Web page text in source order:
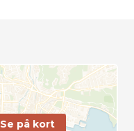
Se på kort